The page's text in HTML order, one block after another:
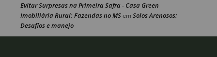
Evitar Surpresas na Primeira Safra - Casa Green
Imobiliária Rural: Fazendas no MSem Solos Arenosos:
Desafios e manejo